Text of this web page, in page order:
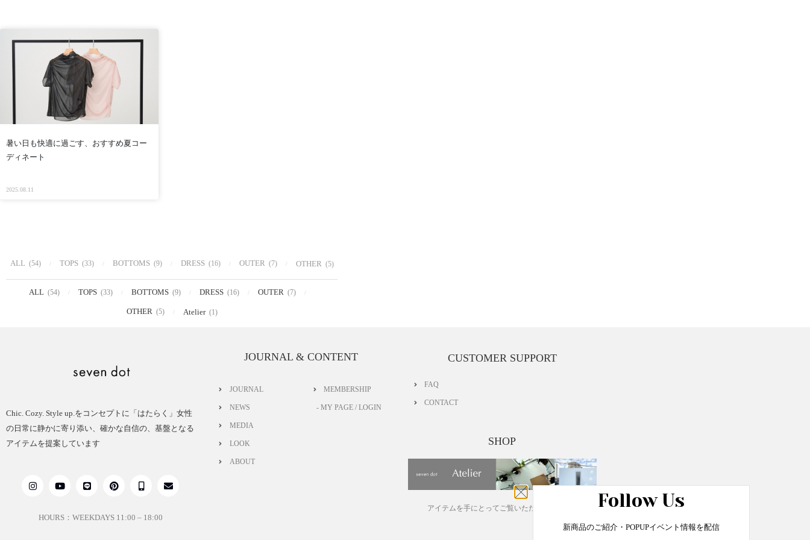
暑い日も快適に過ごす、おすすめ夏コー
ディネート
2025.08.11
ALL (54) TOPS (33) BOTTOMS (9) DRESS (16) OUTER (7) OTHER (5)
ALL (54) TOPS (33) BOTTOMS (9) DRESS (16) OUTER (7)
OTHER (5) Atelier (1)
Chic. Cozy. Style up.をコンセプトに「はたらく」女性
の日常に静かに寄り添い、確かな自信の、基盤となる
アイテムを提案しています
HOURS：WEEKDAYS 11:00 – 18:00
JOURNAL & CONTENT
JOURNAL
NEWS
MEDIA
LOOK
ABOUT
MEMBERSHIP
- MY PAGE / LOGIN
CUSTOMER SUPPORT
FAQ
CONTACT
SHOP
アイテムを手にとってご覧いただける予約制店舗 Follow Us
新商品のご紹介・POPUPイベント情報を配信